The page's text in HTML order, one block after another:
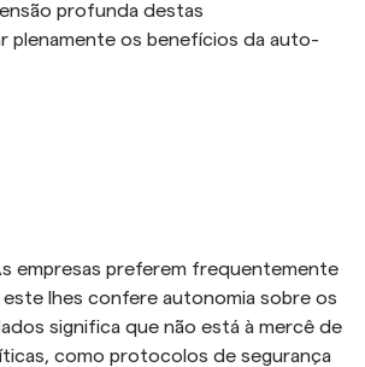
profunda destas
plenamente os benefícios da auto-
empresas preferem frequentemente
lhes confere autonomia sobre os
significa que não está à mercê de
como protocolos de segurança